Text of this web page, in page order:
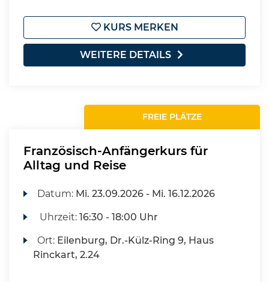
KURS MERKEN
WEITERE DETAILS
FREIE PLÄTZE
Französisch-Anfängerkurs für
Alltag und Reise
Datum: Mi. 23.09.2026 - Mi. 16.12.2026
Uhrzeit:16:30 - 18:00 Uhr
Ort: Eilenburg, Dr.-Külz-Ring 9, Haus
Rinckart, 2.24